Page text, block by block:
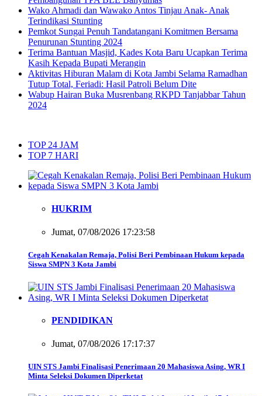
Wako Ahmadi dan Wawako Antos Tinjau Anak- Anak
Terindikasi Stunting
Pemkot Sungai Penuh Tandatangani Komitmen Bersama
Penurunan Stunting 2024
Terima Bantuan Masjid, Kades Kota Baru Ucapkan Terima
Kasih Kepada Bupati Merangin
Aktivitas Hiburan Malam di Kota Jambi Selama Ramadhan
Tutup Total, Feriadi: Hasil Patroli Belum Dite
Wabup Hairan Buka Musrenbang RKPD Tanjabbar Tahun
2024
TOP 24 JAM
TOP 7 HARI
HUKRIM
Jumat, 07/08/2026 17:23:58
Cegah Kenakalan Remaja, Polisi Beri Pembinaan Hukum kepada
Siswa SMPN 3 Kota Jambi
PENDIDIKAN
Jumat, 07/08/2026 17:17:37
UIN STS Jambi Finalisasi Penerimaan 20 Mahasiswa Asing, WR I
Minta Seleksi Dokumen Diperketat